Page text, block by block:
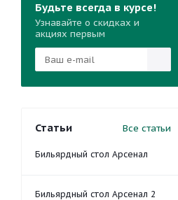
Будьте всегда в курсе!
Узнавайте о скидках и
акциях первым
Статьи Все статьи
Бильярдный стол Арсенал
Бильярдный стол Арсенал 2